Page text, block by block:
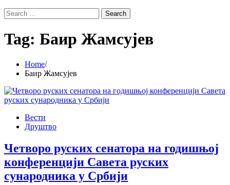
Search
for:
Tag: Баир Жамсујев
Home
Баир Жамсујев
Вести
Друштво
Четворо руских сенатора на годишњој
конференцији Савета руских
сународника у Србији